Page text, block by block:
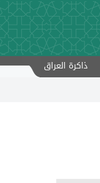
ذاكرة العراق